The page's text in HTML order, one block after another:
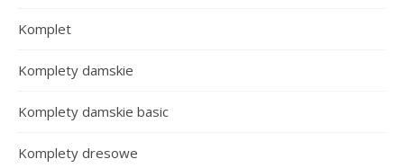
Komplet
Komplety damskie
Komplety damskie basic
Komplety dresowe